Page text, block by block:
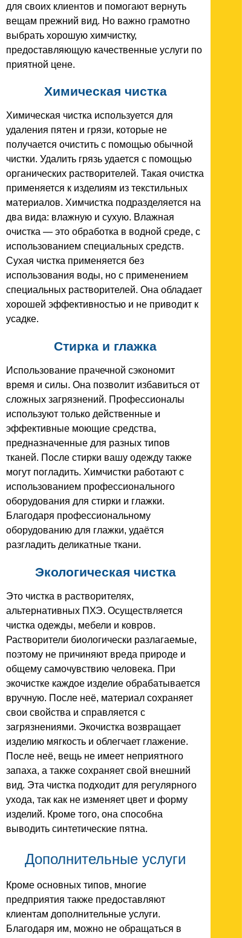
для своих клиентов и помогают вернуть
вещам прежний вид. Но важно грамотно
выбрать хорошую химчистку,
предоставляющую качественные услуги по
приятной цене.
Химическая чистка
Химическая чистка используется для
удаления пятен и грязи, которые не
получается очистить с помощью обычной
чистки. Удалить грязь удается с помощью
органических растворителей. Такая очистка
применяется к изделиям из текстильных
материалов. Химчистка подразделяется на
два вида: влажную и сухую. Влажная
очистка — это обработка в водной среде, с
использованием специальных средств.
Сухая чистка применяется без
использования воды, но с применением
специальных растворителей. Она обладает
хорошей эффективностью и не приводит к
усадке.
Стирка и глажка
Использование прачечной сэкономит
время и силы. Она позволит избавиться от
сложных загрязнений. Профессионалы
используют только действенные и
эффективные моющие средства,
предназначенные для разных типов
тканей. После стирки вашу одежду также
могут погладить. Химчистки работают с
использованием профессионального
оборудования для стирки и глажки.
Благодаря профессиональному
оборудованию для глажки, удаётся
разгладить деликатные ткани.
Экологическая чистка
Это чистка в растворителях,
альтернативных ПХЭ. Осуществляется
чистка одежды, мебели и ковров.
Растворители биологически разлагаемые,
поэтому не причиняют вреда природе и
общему самочувствию человека. При
экочистке каждое изделие обрабатывается
вручную. После неё, материал сохраняет
свои свойства и справляется с
загрязнениями. Экочистка возвращает
изделию мягкость и облегчает глажение.
После неё, вещь не имеет неприятного
запаха, а также сохраняет свой внешний
вид. Эта чистка подходит для регулярного
ухода, так как не изменяет цвет и форму
изделий. Кроме того, она способна
выводить синтетические пятна.
Дополнительные услуги
Кроме основных типов, многие
предприятия также предоставляют
клиентам дополнительные услуги.
Благодаря им, можно не обращаться в